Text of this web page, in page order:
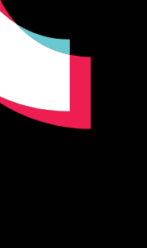
Chișinău. Descoperă
și design
la dispoziție soluții
cu garanție
proiectul tău